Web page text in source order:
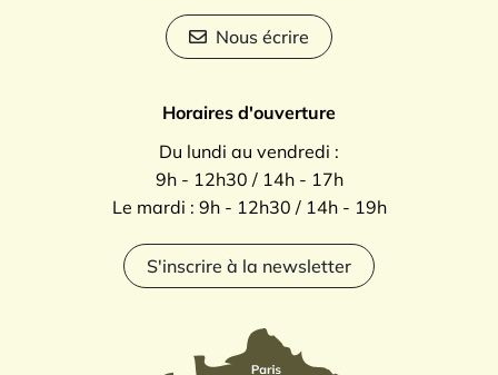
Nous écrire
Horaires d'ouverture
Du lundi au vendredi :
9h - 12h30 / 14h - 17h
Le mardi : 9h - 12h30 / 14h - 19h
S'inscrire à la newsletter